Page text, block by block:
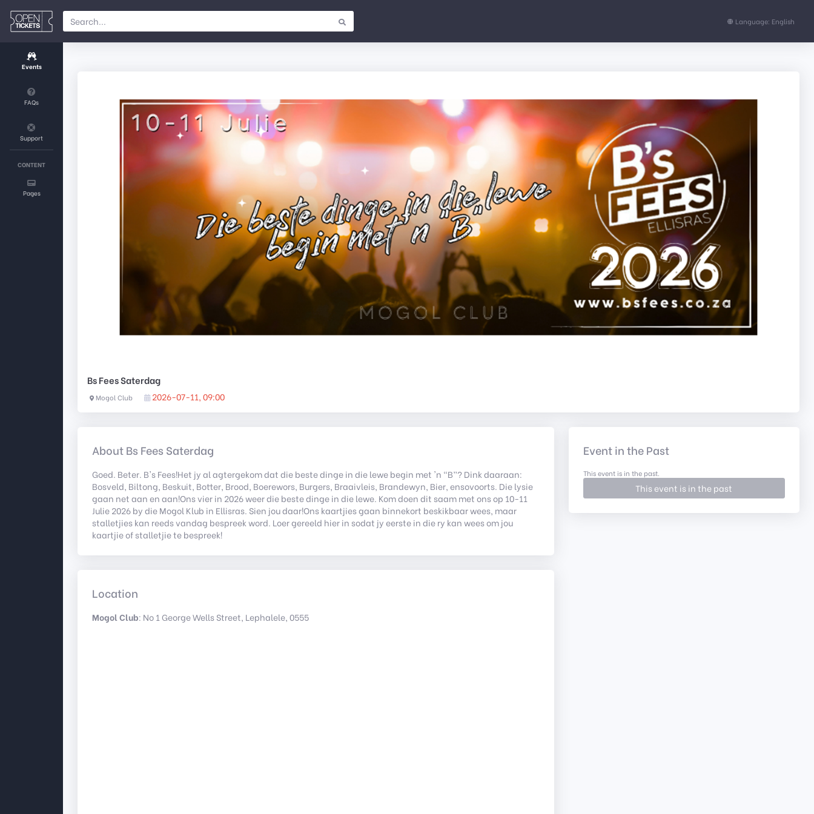
Events
FAQs
Support
CONTENT
Pages
Language: English
Bs Fees Saterdag
Mogol Club 2026-07-11, 09:00
About Bs Fees Saterdag
Goed. Beter. B's Fees!Het jy al agtergekom dat die beste dinge in die lewe begin met 'n “B”? Dink daaraan:
Bosveld, Biltong, Beskuit, Botter, Brood, Boerewors, Burgers, Braaivleis, Brandewyn, Bier, ensovoorts. Die lysie
gaan net aan en aan!Ons vier in 2026 weer die beste dinge in die lewe. Kom doen dit saam met ons op 10-11
Julie 2026 by die Mogol Klub in Ellisras. Sien jou daar!Ons kaartjies gaan binnekort beskikbaar wees, maar
stalletjies kan reeds vandag bespreek word. Loer gereeld hier in sodat jy eerste in die ry kan wees om jou
kaartjie of stalletjie te bespreek!
Location
Mogol Club: No 1 George Wells Street, Lephalele, 0555
Event in the Past
This event is in the past.
This event is in the past